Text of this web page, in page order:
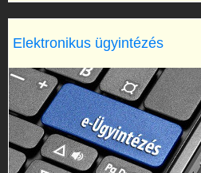
Elektronikus ügyintézés